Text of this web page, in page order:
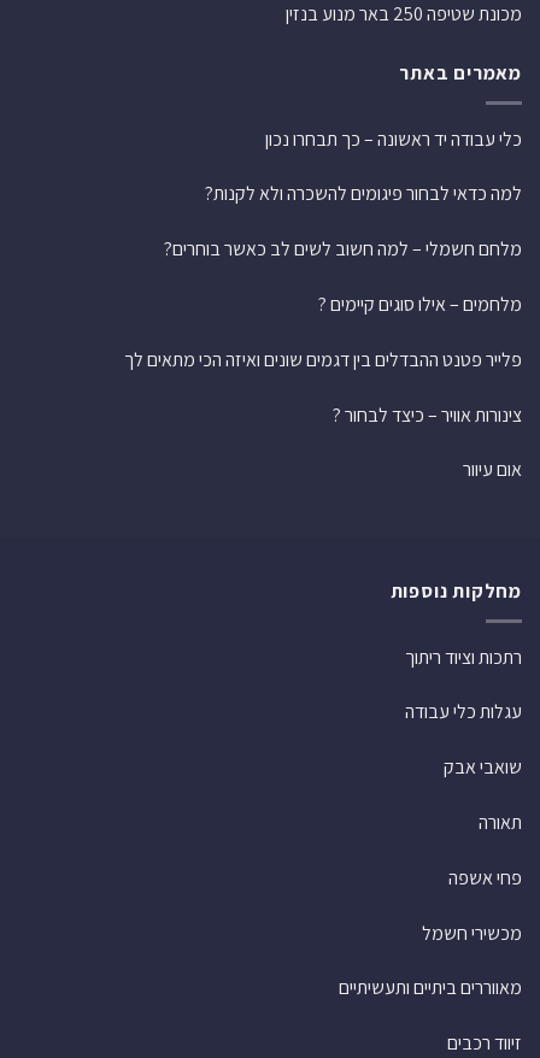
מכונת שטיפה 250 באר מנוע בנזין
מאמרים באתר
כלי עבודה יד ראשונה – כך תבחרו נכון
למה כדאי לבחור פיגומים להשכרה ולא לקנות?
מלחם חשמלי – למה חשוב לשים לב כאשר בוחרים?
מלחמים – אילו סוגים קיימים ?
פלייר פטנט ההבדלים בין דגמים שונים ואיזה הכי מתאים לך
צינורות אוויר – כיצד לבחור ?
אום עיוור
מחלקות נוספות
רתכות וציוד ריתוך
עגלות כלי עבודה
שואבי אבק
תאורה
פחי אשפה
מכשירי חשמל
מאווררים ביתיים ותעשיתיים
זיווד רכבים